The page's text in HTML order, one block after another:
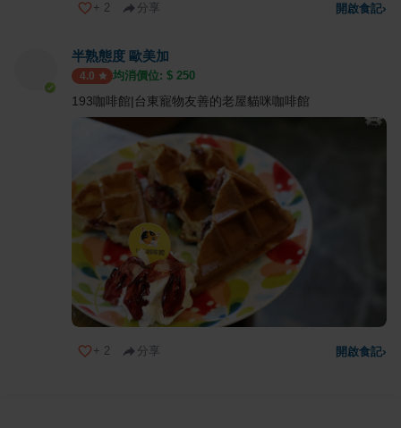
+ 2 分享 開啟食記›
半熟態度 歐美加
4.0 均消價位: $ 250
193咖啡館|台東寵物友善的老屋貓咪咖啡館
+ 2 分享 開啟食記›